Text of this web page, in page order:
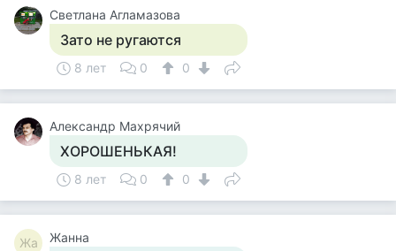
Светлана Агламазова
Зато не ругаются
8 лет 0 0
Александр Махрячий
ХОРОШЕНЬКАЯ!
8 лет 0 0
Жа Жанна